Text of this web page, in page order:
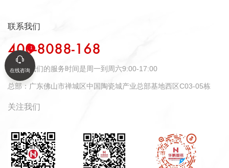
联系我们
400-8088-168
时间：我们的服务时间是周一到周六9:00-17:00
总部： 广东佛山市禅城区中国陶瓷城产业总部基地西区C03-05栋
关注我们
在线咨询